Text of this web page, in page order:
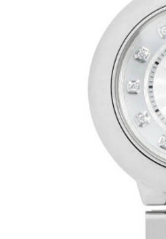
全てのブランドを見